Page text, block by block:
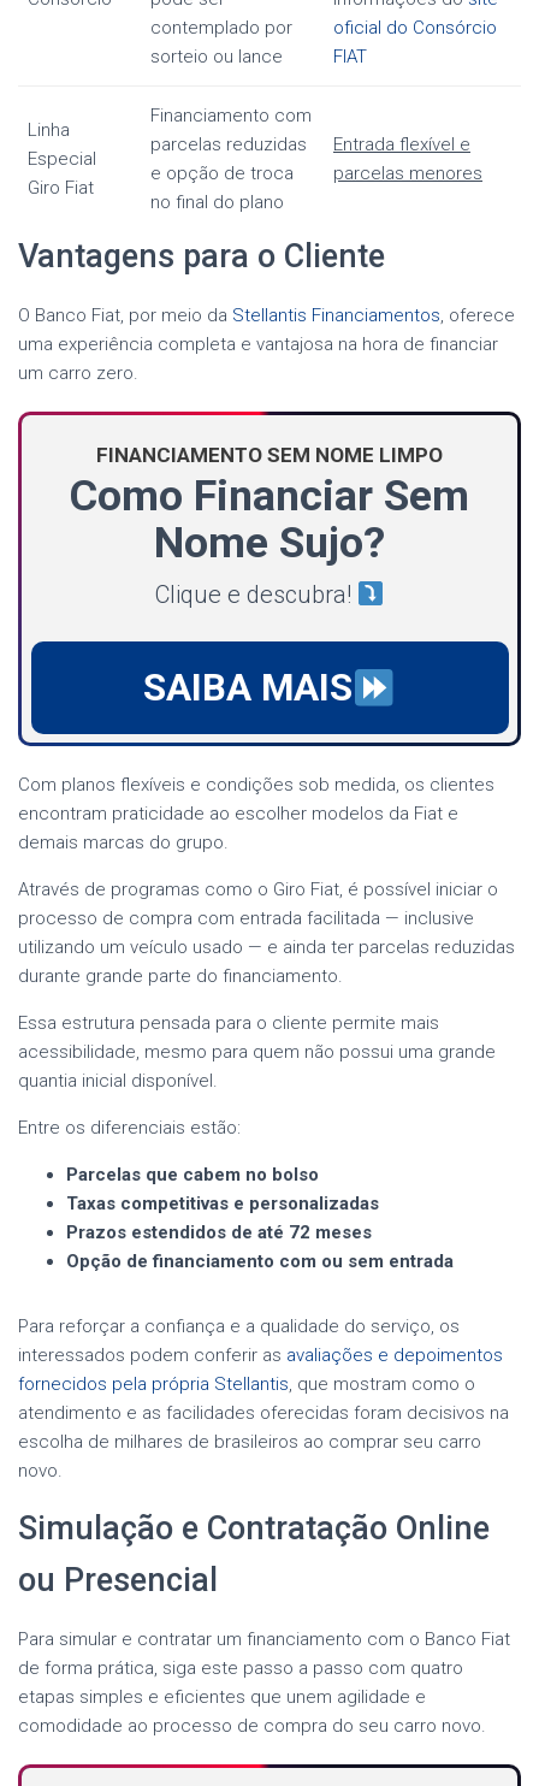
contemplado por
sorteio ou lance
oficial do Consórcio
FIAT
Linha
Especial
Giro Fiat
Financiamento com
parcelas reduzidas
e opção de troca
no final do plano
Entrada flexível e
parcelas menores
Vantagens para o Cliente
O Banco Fiat, por meio da Stellantis Financiamentos, oferece
uma experiência completa e vantajosa na hora de financiar
um carro zero.
FINANCIAMENTO SEM NOME LIMPO
Como Financiar Sem
Nome Sujo?
Clique e descubra!
SAIBA MAIS
Com planos flexíveis e condições sob medida, os clientes
encontram praticidade ao escolher modelos da Fiat e
demais marcas do grupo.
Através de programas como o Giro Fiat, é possível iniciar o
processo de compra com entrada facilitada — inclusive
utilizando um veículo usado — e ainda ter parcelas reduzidas
durante grande parte do financiamento.
Essa estrutura pensada para o cliente permite mais
acessibilidade, mesmo para quem não possui uma grande
quantia inicial disponível.
Entre os diferenciais estão:
Parcelas que cabem no bolso
Taxas competitivas e personalizadas
Prazos estendidos de até 72 meses
Opção de financiamento com ou sem entrada
Para reforçar a confiança e a qualidade do serviço, os
interessados podem conferir as avaliações e depoimentos
fornecidos pela própria Stellantis, que mostram como o
atendimento e as facilidades oferecidas foram decisivos na
escolha de milhares de brasileiros ao comprar seu carro
novo.
Simulação e Contratação Online
ou Presencial
Para simular e contratar um financiamento com o Banco Fiat
de forma prática, siga este passo a passo com quatro
etapas simples e eficientes que unem agilidade e
comodidade ao processo de compra do seu carro novo.